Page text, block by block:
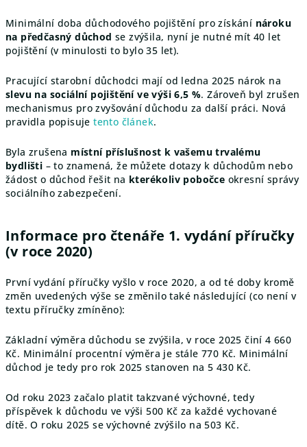
Minimální doba důchodového pojištění pro získání nároku
na předčasný důchod se zvýšila, nyní je nutné mít 40 let
pojištění (v minulosti to bylo 35 let).
Pracující starobní důchodci mají od ledna 2025 nárok na
slevu na sociální pojištění ve výši 6,5 %. Zároveň byl zrušen
mechanismus pro zvyšování důchodu za další práci. Nová
pravidla popisujetento článek.
Byla zrušena místní příslušnost k vašemu trvalému
bydlišti – to znamená, že můžete dotazy k důchodům nebo
žádost o důchod řešit na kterékoliv pobočce okresní správy
sociálního zabezpečení.
Informace pro čtenáře 1. vydání příručky
(v roce 2020)
První vydání příručky vyšlo v roce 2020, a od té doby kromě
změn uvedených výše se změnilo také následující (co není v
textu příručky zmíněno):
Základní výměra důchodu se zvýšila, v roce 2025 činí 4 660
Kč. Minimální procentní výměra je stále 770 Kč. Minimální
důchod je tedy pro rok 2025 stanoven na 5 430 Kč.
Od roku 2023 začalo platit takzvané výchovné, tedy
příspěvek k důchodu ve výši 500 Kč za každé vychované
dítě. O roku 2025 se výchovné zvýšilo na 503 Kč.